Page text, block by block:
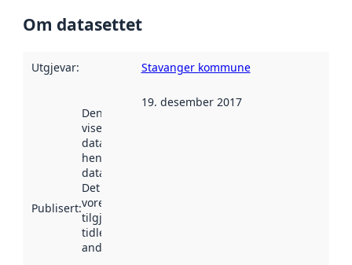
Om datasettet
Utgjevar: Stavanger kommune
Publisert:
Denne datoen
viser når
datasettet vart
henta inn av
data.norge.no.
Det kan ha
vore
tilgjengeleg
tidlegare
andre stader.
19. desember 2017